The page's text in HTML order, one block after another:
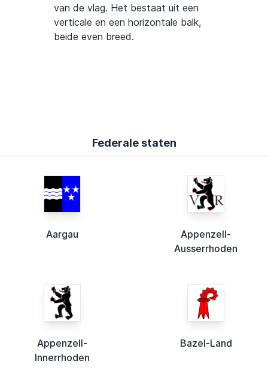
van de vlag. Het bestaat uit een
verticale en een horizontale balk,
beide even breed.
Federale staten
Aargau
Appenzell-
Ausserrhoden
Appenzell-
Innerrhoden
Bazel-Land